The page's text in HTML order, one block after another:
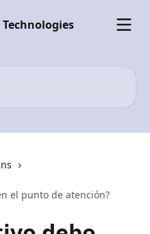
el punto de atención?